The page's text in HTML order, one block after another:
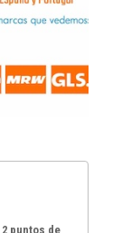
2 puntos de